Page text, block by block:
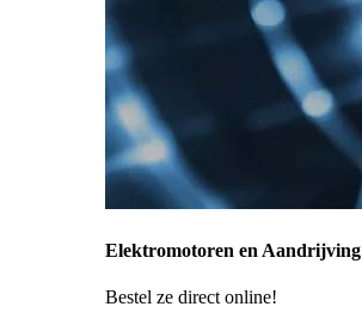
Elektromotoren en Aandrijving
Bestel ze direct online!